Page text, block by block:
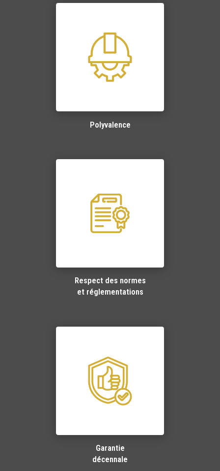
Polyvalence
Respect des normes
et réglementations
Garantie
décennale